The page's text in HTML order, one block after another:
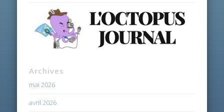
Archives
mai 2026
avril 2026